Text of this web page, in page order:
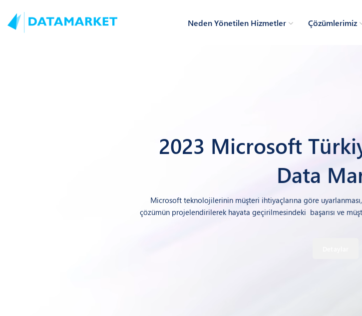
Neden Yönetilen Hizmetler Çözümlerimiz
2023 Microsoft
Data
Microsoft teknolojilerinin müşteri ihtiyaçlarına göre
çözümün projelendirilerek hayata geçirilmesindeki başarısı ve